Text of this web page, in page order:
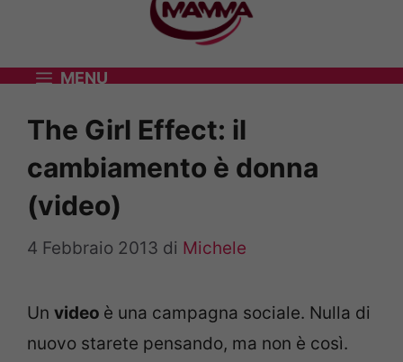
MENU
The Girl Effect: il
cambiamento è donna
(video)
4 Febbraio 2013 di Michele
Un video è una campagna sociale. Nulla di
nuovo starete pensando, ma non è così.